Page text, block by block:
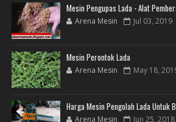
Mesin Pengupas Lada - Alat
Arena Mesin Jul 03, 2019
Mesin Perontok Lada
Arena Mesin May 18,
Harga Mesin Pengolah Lada Untuk
Arena Mesin Jun 25, 2018